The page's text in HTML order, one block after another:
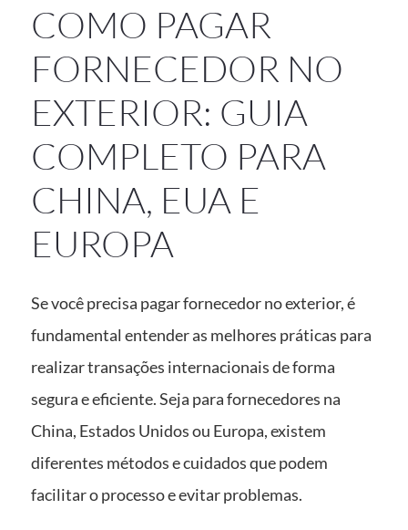
COMO PAGAR
FORNECEDOR NO
EXTERIOR: GUIA
COMPLETO PARA
CHINA, EUA E
EUROPA
Se você precisa pagar fornecedor no exterior, é
fundamental entender as melhores práticas para
realizar transações internacionais de forma
segura e eficiente. Seja para fornecedores na
China, Estados Unidos ou Europa, existem
diferentes métodos e cuidados que podem
facilitar o processo e evitar problemas.